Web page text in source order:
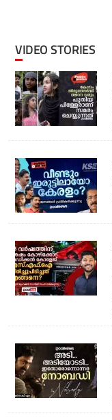
VIDEO STORIES